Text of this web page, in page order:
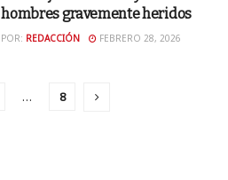
hombres gravemente heridos
POR: REDACCIÓN FEBRERO 28, 2026
… 8